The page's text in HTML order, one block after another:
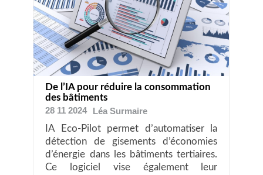
De l’IA pour réduire la consommation
des bâtiments
28 11 2024
LéaSurmaire
IA Eco-Pilot permet d’automatiser la
détection de gisements d’économies
d’énergie dans les bâtiments tertiaires.
Ce logiciel vise également leur